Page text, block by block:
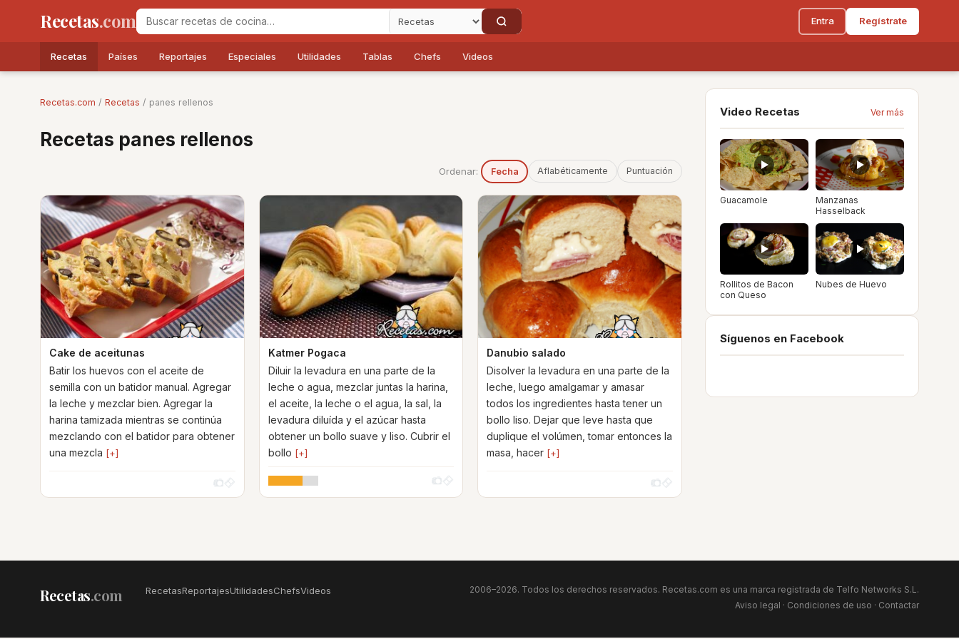
Recetas.com Entra Regístrate
Recetas Países Reportajes Especiales Utilidades Tablas Chefs Videos
Recetas.com / Recetas / panes rellenos
Recetas panes rellenos
Ordenar: Fecha Aflabéticamente Puntuación
Cake de aceitunas
Batir los huevos con el aceite de
semilla con un batidor manual. Agregar
la leche y mezclar bien. Agregar la
harina tamizada mientras se continúa
mezclando con el batidor para obtener
una mezcla [+]
Katmer Pogaca
Diluir la levadura en una parte de la
leche o agua, mezclar juntas la harina,
el aceite, la leche o el agua, la sal, la
levadura diluída y el azúcar hasta
obtener un bollo suave y liso. Cubrir el
bollo [+]
Danubio salado
Disolver la levadura en una parte de la
leche, luego amalgamar y amasar
todos los ingredientes hasta tener un
bollo liso. Dejar que leve hasta que
duplique el volúmen, tomar entonces la
masa, hacer [+]
Video Recetas Ver más
Guacamole
Manzanas
Hasselback
Rollitos de Bacon
con Queso
Nubes de Huevo
Síguenos en Facebook
Recetas.com RecetasReportajesUtilidadesChefsVideos
2006–2026. Todos los derechos reservados. Recetas.com es una marca registrada de Telfo Networks S.L.
Aviso legal · Condiciones de uso · Contactar